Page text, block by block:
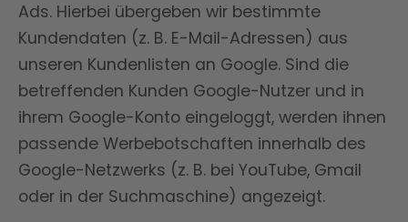
Ads. Hierbei übergeben wir bestimmte
Kundendaten (z. B. E-Mail-Adressen) aus
unseren Kundenlisten an Google. Sind die
betreffenden Kunden Google-Nutzer und in
ihrem Google-Konto eingeloggt, werden ihnen
passende Werbebotschaften innerhalb des
Google-Netzwerks (z. B. bei YouTube, Gmail
oder in der Suchmaschine) angezeigt.